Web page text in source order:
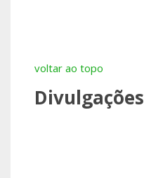
voltar ao topo
Divulgações